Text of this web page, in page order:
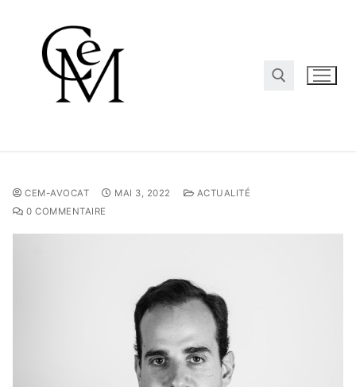
CEM-AVOCAT MAI 3, 2022
ACTUALITÉ
0 COMMENTAIRE